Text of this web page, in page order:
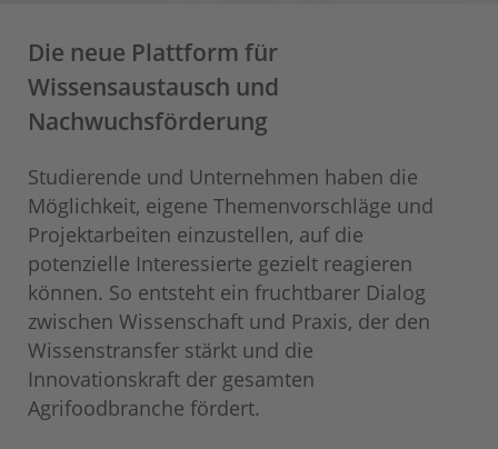
Die neue Plattform für
Wissensaustausch und
Nachwuchsförderung
Studierende und Unternehmen haben die
Möglichkeit, eigene Themenvorschläge und
Projektarbeiten einzustellen, auf die
potenzielle Interessierte gezielt reagieren
können. So entsteht ein fruchtbarer Dialog
zwischen Wissenschaft und Praxis, der den
Wissenstransfer stärkt und die
Innovationskraft der gesamten
Agrifoodbranche fördert.